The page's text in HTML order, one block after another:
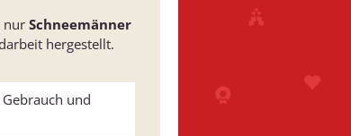
nurSchneemänner
hergestellt.
und